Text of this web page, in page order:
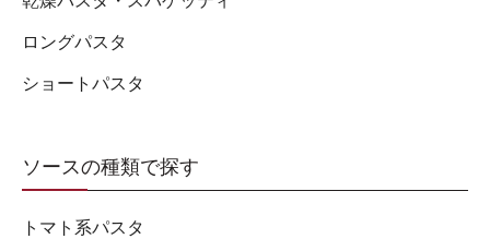
ロングパスタ
ショートパスタ
ソースの種類で探す
トマト系パスタ